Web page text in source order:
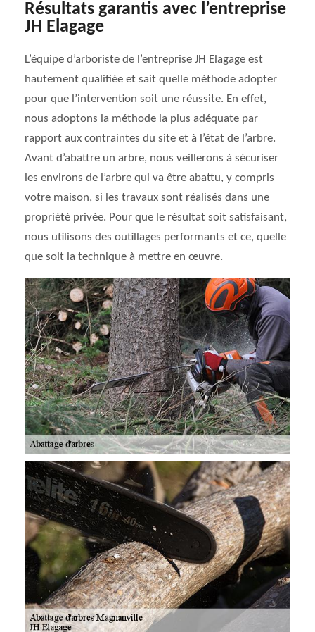
Résultats garantis avec l’entreprise
JH Elagage
L’équipe d’arboriste de l’entreprise JH Elagage est
hautement qualifiée et sait quelle méthode adopter
pour que l’intervention soit une réussite. En effet,
nous adoptons la méthode la plus adéquate par
rapport aux contraintes du site et à l’état de l’arbre.
Avant d’abattre un arbre, nous veillerons à sécuriser
les environs de l’arbre qui va être abattu, y compris
votre maison, si les travaux sont réalisés dans une
propriété privée. Pour que le résultat soit satisfaisant,
nous utilisons des outillages performants et ce, quelle
que soit la technique à mettre en œuvre.